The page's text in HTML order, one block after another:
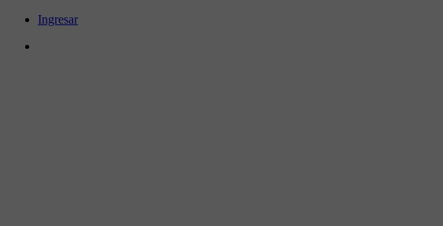
Ingresar